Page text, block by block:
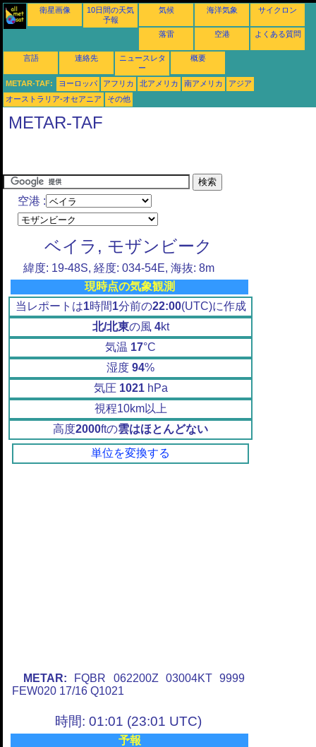
衛星画像
10日間の天気
予報
気候 海洋気象 サイクロン
落雷 空港 よくある質問
言語 連絡先
ニュースレタ
ー
概要
METAR-TAF: ヨーロッパ アフリカ 北アメリカ 南アメリカ
アジア
オーストラリア-オセアニア
その他
METAR-TAF
空港 :
ベイラ, モザンビーク
緯度: 19-48S, 経度: 034-54E, 海抜: 8m
現時点の気象観測
当レポートは1時間1分前の22:00(UTC)に作成
北/北東の風 4kt
気温 17°C
湿度 94%
気圧 1021hPa
視程10km以上
高度2000ftの雲はほとんどない
単位を変換する
METAR: FQBR 062200Z 03004KT 9999
FEW020 17/16 Q1021
時間: 01:01 (23:01 UTC)
予報